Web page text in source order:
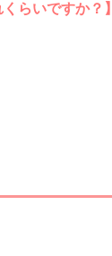
らいですか？】